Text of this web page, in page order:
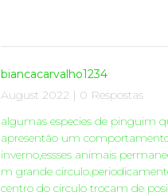
biancacarvalho1234
August 2022 | 0 Respostas
algumas especies de pinguim
apresentão um
inverno,essses animais
m grande
centro do circulo trocam de